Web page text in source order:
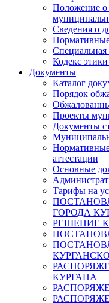
Положение о
Сведения о
Специальная
Кодекс
Документы
Каталог
Порядок
Проекты
Документы
аттестации
Основные
Тарифы на
ГОРОДА
РЕШЕНИЕ
КУРГАНА